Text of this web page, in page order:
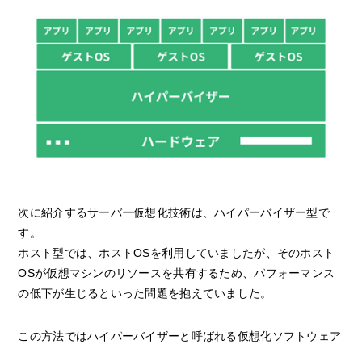
次に紹介するサーバー仮想化技術は、ハイパーバイザー型で
す。
ホスト型では、ホストOSを利用していましたが、そのホスト
OSが仮想マシンのリソースを共有するため、パフォーマンス
の低下が生じるといった問題を抱えていました。
この方法ではハイパーバイザーと呼ばれる仮想化ソフトウェア